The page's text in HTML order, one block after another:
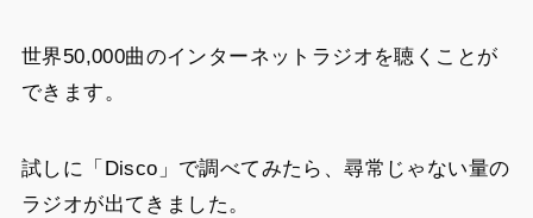
世界50,000曲のインターネットラジオを聴くことが
できます。
試しに「Disco」で調べてみたら、尋常じゃない量の
ラジオが出てきました。